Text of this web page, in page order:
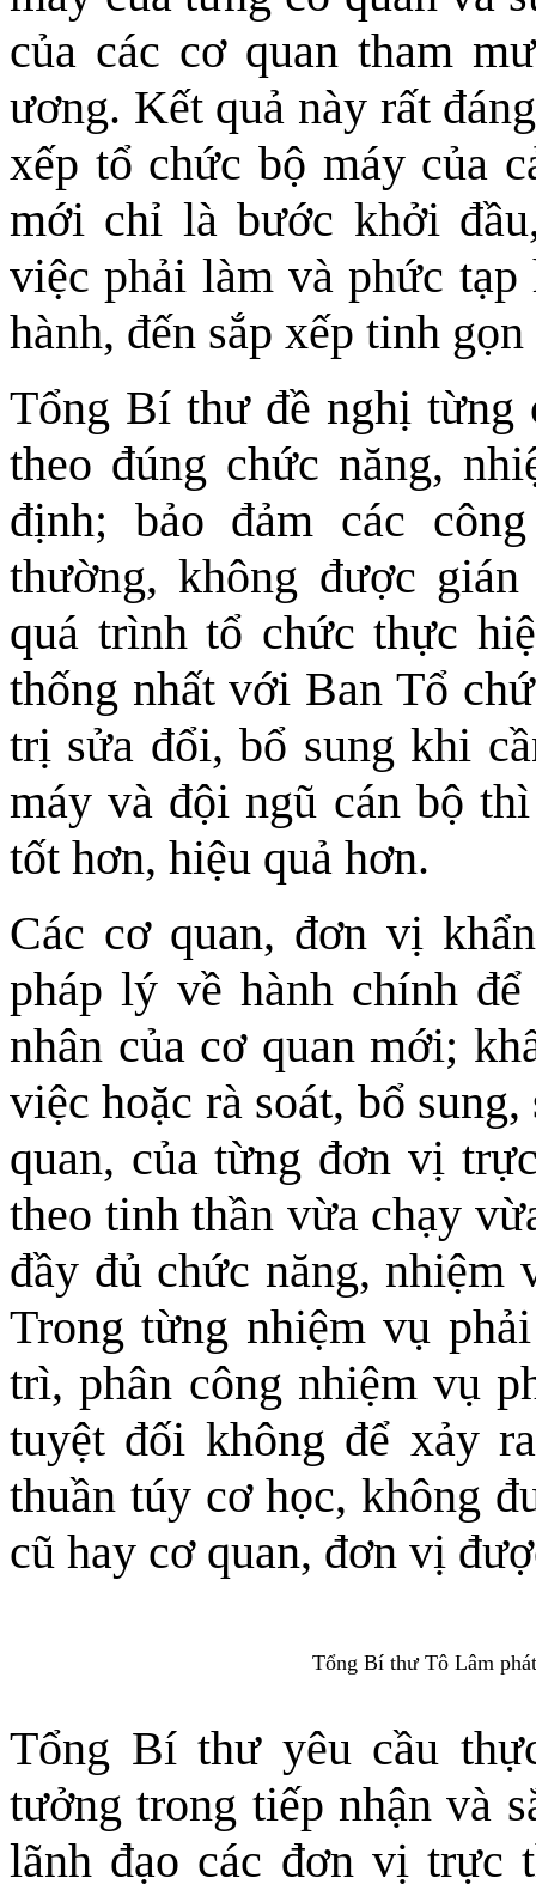
của các cơ quan tham
ương. Kết quả này rất
xếp tổ chức bộ máy của
mới chỉ là bước khởi
việc phải làm và phức
hành, đến sắp xếp tinh
Tổng Bí thư đề nghị từng
theo đúng chức năng,
định; bảo đảm các
thường, không được
quá trình tổ chức thực
thống nhất với Ban Tổ
trị sửa đổi, bổ sung khi
máy và đội ngũ cán bộ
tốt hơn, hiệu quả hơn.
Các cơ quan, đơn vị
pháp lý về hành chính
nhân của cơ quan mới;
việc hoặc rà soát, bổ
quan, của từng đơn vị
theo tinh thần vừa chạy
đầy đủ chức năng,
Trong từng nhiệm vụ
trì, phân công nhiệm vụ
tuyệt đối không để xảy
thuần túy cơ học, không
cũ hay cơ quan, đơn vị
Tổng Bí thư Tô Lâm
Tổng Bí thư yêu cầu
tưởng trong tiếp nhận và
lãnh đạo các đơn vị trực